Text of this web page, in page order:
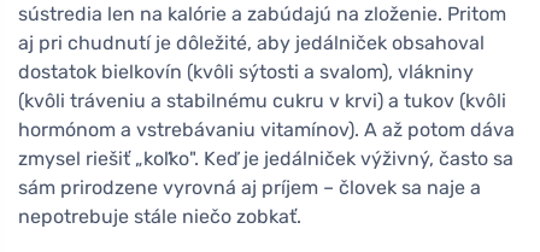
sústredia len na kalórie a zabúdajú na zloženie. Pritom
aj pri chudnutí je dôležité, aby jedálniček obsahoval
dostatok bielkovín (kvôli sýtosti a svalom), vlákniny
(kvôli tráveniu a stabilnému cukru v krvi) a tukov (kvôli
hormónom a vstrebávaniu vitamínov). A až potom dáva
zmysel riešiť „koľko". Keď je jedálniček výživný, často sa
sám prirodzene vyrovná aj príjem – človek sa naje a
nepotrebuje stále niečo zobkať.